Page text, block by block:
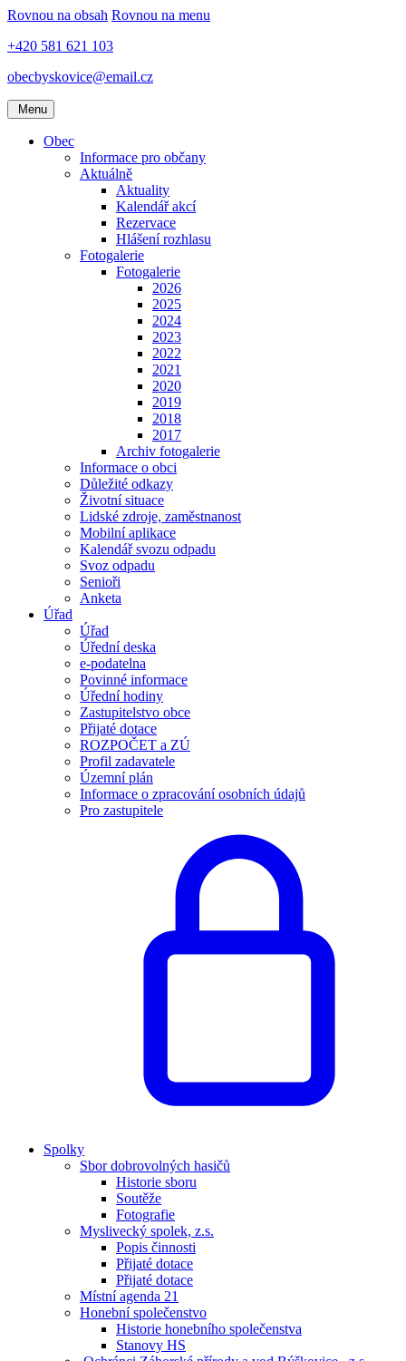
Rovnou na obsah Rovnou na menu
+420 581 621 103
obecbyskovice@email.cz
Menu
Obec
Informace pro občany
Aktuálně
Aktuality
Kalendář akcí
Rezervace
Hlášení rozhlasu
Fotogalerie
Fotogalerie
2026
2025
2024
2023
2022
2021
2020
2019
2018
2017
Archiv fotogalerie
Informace o obci
Důležité odkazy
Životní situace
Lidské zdroje, zaměstnanost
Mobilní aplikace
Kalendář svozu odpadu
Svoz odpadu
Senioři
Anketa
Úřad
Úřad
Úřední deska
e-podatelna
Povinné informace
Úřední hodiny
Zastupitelstvo obce
Přijaté dotace
ROZPOČET a ZÚ
Profil zadavatele
Územní plán
Informace o zpracování osobních údajů
Pro zastupitele
Spolky
Sbor dobrovolných hasičů
Historie sboru
Soutěže
Fotografie
Myslivecký spolek, z.s.
Popis činnosti
Přijaté dotace
Přijaté dotace
Místní agenda 21
Honební společenstvo
Historie honebního společenstva
Stanovy HS